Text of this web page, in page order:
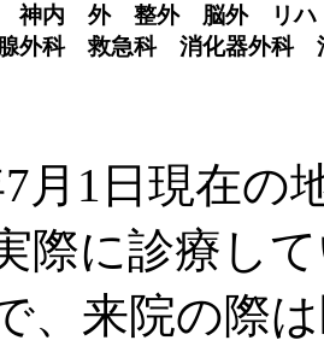
神内 外 整外 脳外 リハ
外科 救急科 消化器外
月1日現在の
際に診療し
、来院の際